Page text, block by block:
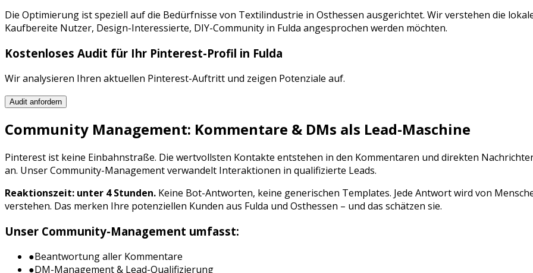
Die Optimierung ist speziell auf die Bedürfnisse von Textilindustrie in Osthessen ausgerichtet. Wir verstehen die
Kaufbereite Nutzer, Design-Interessierte, DIY-Community in Fulda angesprochen werden möchten.
Kostenloses Audit für Ihr Pinterest-Profil in Fulda
Wir analysieren Ihren aktuellen Pinterest-Auftritt und zeigen Potenziale auf.
Audit anfordern
Community Management: Kommentare & DMs als Lead-Maschine
Pinterest ist keine Einbahnstraße. Die wertvollsten Kontakte entstehen in den Kommentaren und direkten
an. Unser Community-Management verwandelt Interaktionen in qualifizierte Leads.
Reaktionszeit: unter 4 Stunden. Keine Bot-Antworten, keine generischen Templates. Jede Antwort wird von
verstehen. Das merken Ihre potenziellen Kunden aus Fulda und Osthessen – und das schätzen sie.
Unser Community-Management umfasst:
●Beantwortung aller Kommentare
●DM-Management & Lead-Qualifizierung